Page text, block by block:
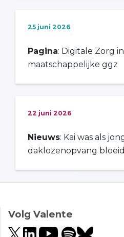
25 juni 2026
Pagina: Digitale Zorg
maatschappelijke ggz
22 juni 2026
Nieuws: Kai was als
daklozenopvang
Volg Valente